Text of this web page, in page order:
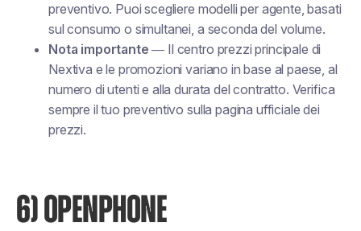
preventivo. Puoi scegliere modelli per agente, basati
sul consumo o simultanei, a seconda del volume.
Nota importante — Il centro prezzi principale di
Nextiva e le promozioni variano in base al paese, al
numero di utenti e alla durata del contratto. Verifica
sempre il tuo preventivo sulla pagina ufficiale dei
prezzi.
6) OPENPHONE